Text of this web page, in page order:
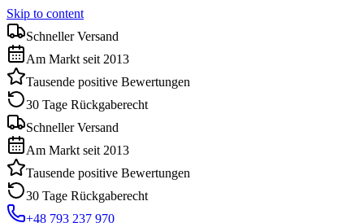
Skip to content
Schneller Versand
Am Markt seit 2013
Tausende positive Bewertungen
30 Tage Rückgaberecht
Schneller Versand
Am Markt seit 2013
Tausende positive Bewertungen
30 Tage Rückgaberecht
+48 793 237 970